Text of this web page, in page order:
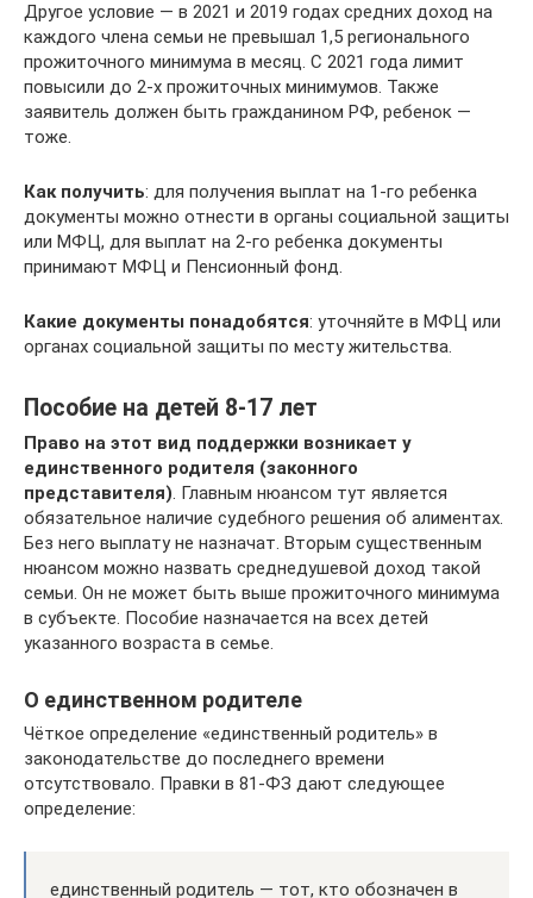
Другое условие — в 2021 и 2019 годах средних доход на
каждого члена семьи не превышал 1,5 регионального
прожиточного минимума в месяц. С 2021 года лимит
повысили до 2-х прожиточных минимумов. Также
заявитель должен быть гражданином РФ, ребенок —
тоже.
Как получить: для получения выплат на 1-го ребенка
документы можно отнести в органы социальной защиты
или МФЦ, для выплат на 2-го ребенка документы
принимают МФЦ и Пенсионный фонд.
Какие документы понадобятся: уточняйте в МФЦ или
органах социальной защиты по месту жительства.
Пособие на детей 8-17 лет
Право на этот вид поддержки возникает у
единственного родителя (законного
представителя). Главным нюансом тут является
обязательное наличие судебного решения об алиментах.
Без него выплату не назначат. Вторым существенным
нюансом можно назвать среднедушевой доход такой
семьи. Он не может быть выше прожиточного минимума
в субъекте. Пособие назначается на всех детей
указанного возраста в семье.
О единственном родителе
Чёткое определение «единственный родитель» в
законодательстве до последнего времени
отсутствовало. Правки в 81-ФЗ дают следующее
определение:
единственный родитель — тот, кто обозначен в